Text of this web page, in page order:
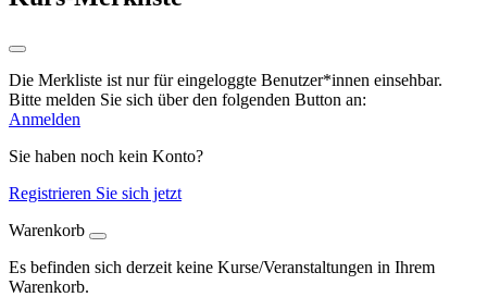
Die Merkliste ist nur für eingeloggte Benutzer*innen einsehbar.
Bitte melden Sie sich über den folgenden Button an:
Anmelden
Sie haben noch kein Konto?
Registrieren Sie sich jetzt
Warenkorb
Es befinden sich derzeit keine Kurse/Veranstaltungen in Ihrem
Warenkorb.